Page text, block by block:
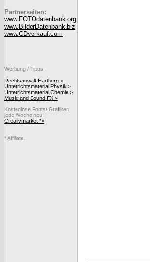
Partnerseiten:
www.FOTOdatenbank.org
www.BilderDatenbank.biz
www.CDverkauf.com
Werbung / Tipps:
Rechtsanwalt Hartberg >
Unterrichtsmaterial Physik >
Unterrichtsmaterial Chemie >
Music and Sound FX >
Kostenlose Fonts/ Grafiken
jede Woche neu!
Creativmarket *>
* Affiliate.